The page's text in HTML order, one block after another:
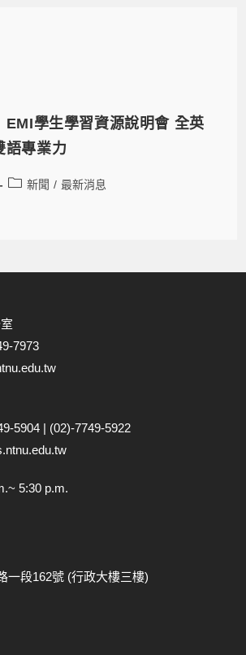
EMI學生學習資源說明會 全英
語專業力
新聞 / 最新消息
7973
5904 | (02)-7749-5922
5:30 p.m.
一段162號 (行政大樓三樓)